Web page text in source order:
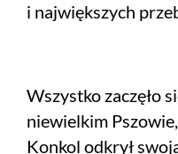
i największych
Wszystko zaczęło
niewielkim
Konkol odkrył